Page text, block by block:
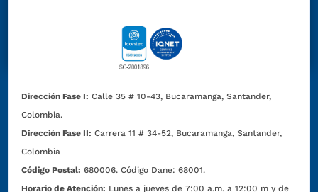
Dirección Fase I: Calle 35 # 10-43, Bucaramanga, Santander,
Colombia.
Dirección Fase II: Carrera 11 # 34-52, Bucaramanga, Santander,
Colombia
Código Postal: 680006. Código Dane: 68001.
Horario de Atención: Lunes a jueves de 7:00 a.m. a 12:00 m y de